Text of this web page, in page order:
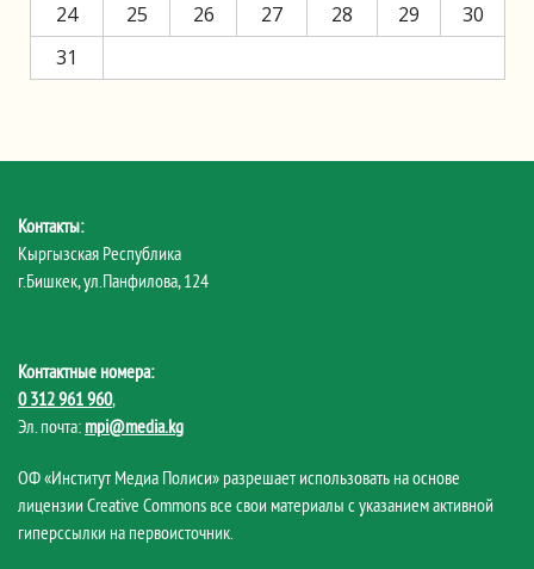
24
25 26 27 28 29
30
31
Контакты:
Кыргызская Республика
г.Бишкек, ул.Панфилова, 124
Контактные номера:
0 312 961 960,
Эл. почта: mpi@media.kg
ОФ «Институт Медиа Полиси» разрешает использовать на основе
лицензии Creative Commons все свои материалы с указанием активной
гиперссылки на первоисточник.